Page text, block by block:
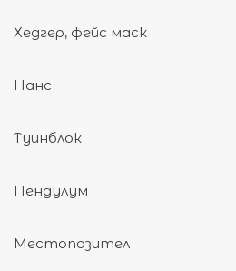
Хедгер, фейс маск
Нанс
Туинблок
Пендулум
Местопазител